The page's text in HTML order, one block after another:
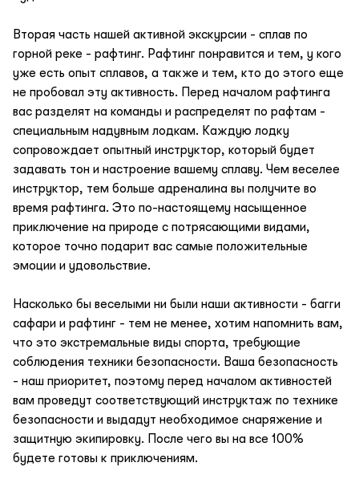
Вторая часть нашей активной экскурсии - сплав по
горной реке - рафтинг. Рафтинг понравится и тем, у кого
уже есть опыт сплавов, а также и тем, кто до этого еще
не пробовал эту активность. Перед началом рафтинга
вас разделят на команды и распределят по рафтам -
специальным надувным лодкам. Каждую лодку
сопровождает опытный инструктор, который будет
задавать тон и настроение вашему сплаву. Чем веселее
инструктор, тем больше адреналина вы получите во
время рафтинга. Это по-настоящему насыщенное
приключение на природе с потрясающими видами,
которое точно подарит вас самые положительные
эмоции и удовольствие.
Насколько бы веселыми ни были наши активности - багги
сафари и рафтинг - тем не менее, хотим напомнить вам,
что это экстремальные виды спорта, требующие
соблюдения техники безопасности. Ваша безопасность
- наш приоритет, поэтому перед началом активностей
вам проведут соответствующий инструктаж по технике
безопасности и выдадут необходимое снаряжение и
защитную экипировку. После чего вы на все 100%
будете готовы к приключениям.